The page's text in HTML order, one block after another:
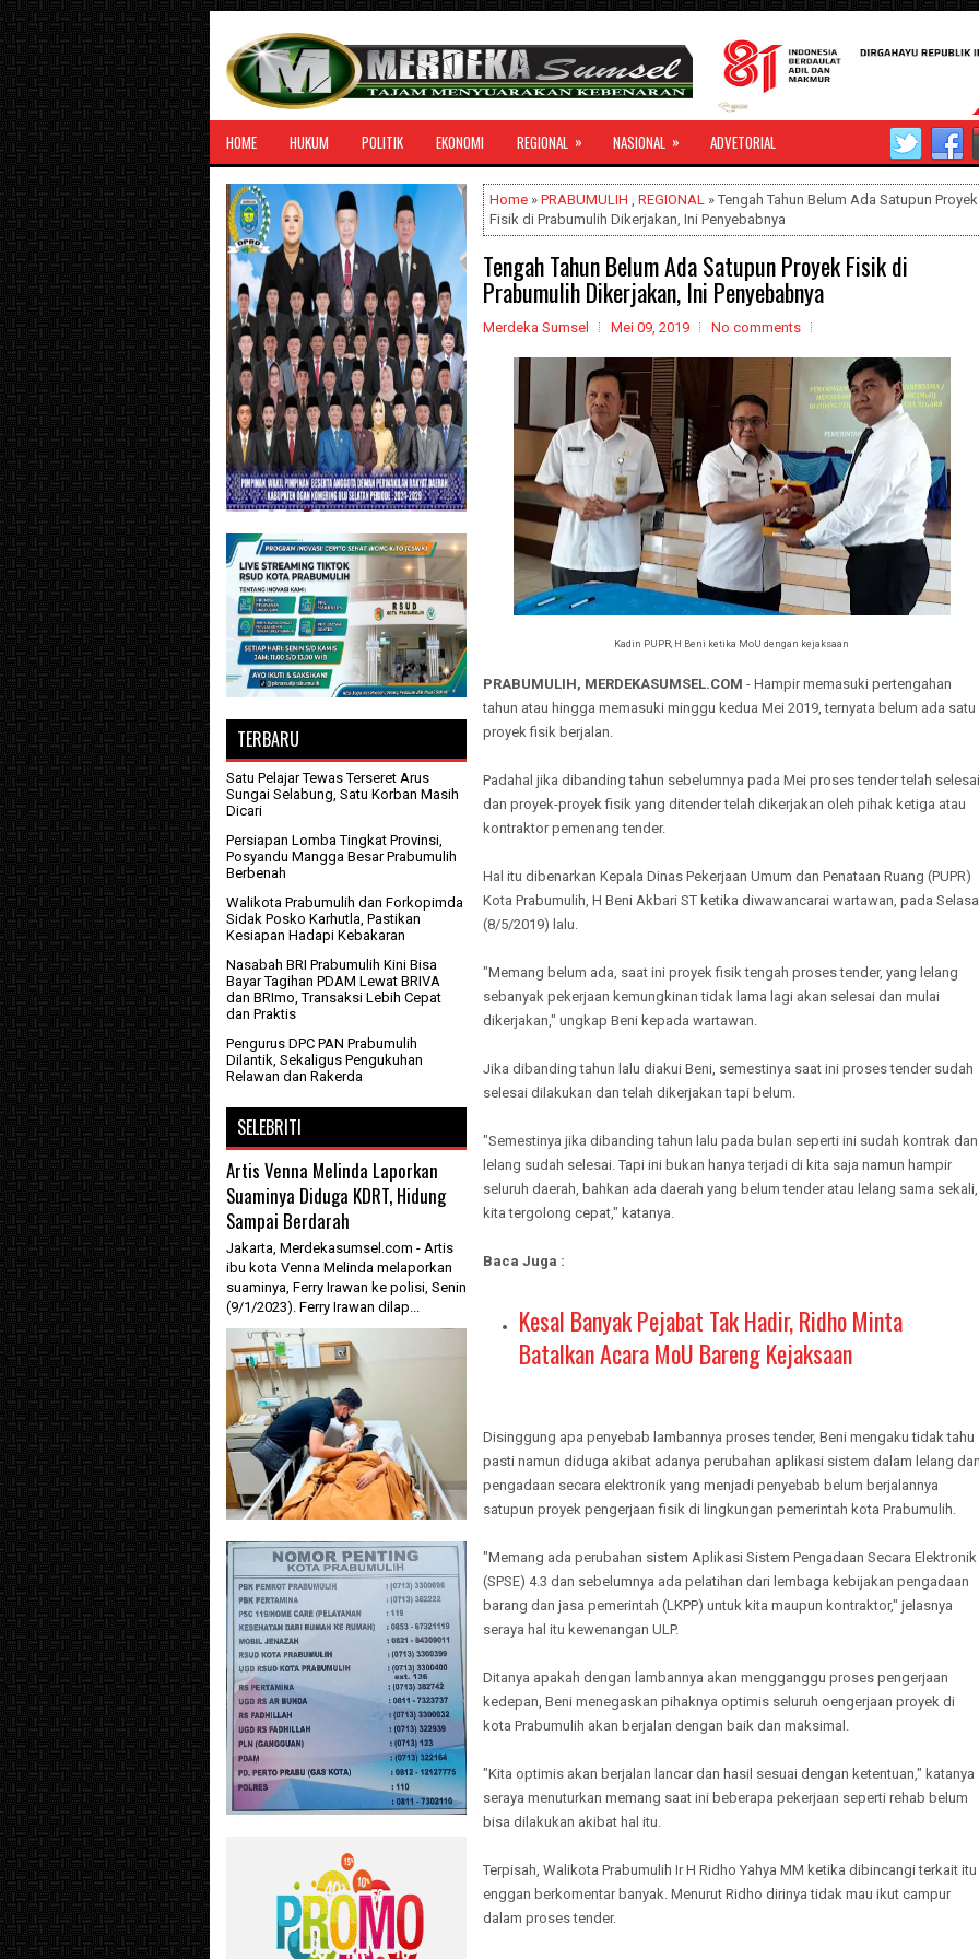
HOME HUKUM POLITIK EKONOMI REGIONAL » NASIONAL » ADVETORIAL
Home » PRABUMULIH , REGIONAL » Tengah Tahun Belum Ada Satupun Proyek
Fisik di Prabumulih Dikerjakan, Ini Penyebabnya
Tengah Tahun Belum Ada Satupun Proyek Fisik di
Prabumulih Dikerjakan, Ini Penyebabnya
Merdeka Sumsel Mei 09, 2019 No comments
Kadin PUPR, H Beni ketika MoU dengan kejaksaan
PRABUMULIH, MERDEKASUMSEL.COM - Hampir memasuki pertengahan
tahun atau hingga memasuki minggu kedua Mei 2019, ternyata belum ada satu
proyek fisik berjalan.
Padahal jika dibanding tahun sebelumnya pada Mei proses tender telah selesai
dan proyek-proyek fisik yang ditender telah dikerjakan oleh pihak ketiga atau
kontraktor pemenang tender.
Hal itu dibenarkan Kepala Dinas Pekerjaan Umum dan Penataan Ruang (PUPR)
Kota Prabumulih, H Beni Akbari ST ketika diwawancarai wartawan, pada Selasa
(8/5/2019) lalu.
"Memang belum ada, saat ini proyek fisik tengah proses tender, yang lelang
sebanyak pekerjaan kemungkinan tidak lama lagi akan selesai dan mulai
dikerjakan," ungkap Beni kepada wartawan.
Jika dibanding tahun lalu diakui Beni, semestinya saat ini proses tender sudah
selesai dilakukan dan telah dikerjakan tapi belum.
"Semestinya jika dibanding tahun lalu pada bulan seperti ini sudah kontrak dan
lelang sudah selesai. Tapi ini bukan hanya terjadi di kita saja namun hampir
seluruh daerah, bahkan ada daerah yang belum tender atau lelang sama sekali,
kita tergolong cepat," katanya.
Baca Juga :
Kesal Banyak Pejabat Tak Hadir, Ridho Minta
Batalkan Acara MoU Bareng Kejaksaan
Disinggung apa penyebab lambannya proses tender, Beni mengaku tidak tahu
pasti namun diduga akibat adanya perubahan aplikasi sistem dalam lelang
pengadaan secara elektronik yang menjadi penyebab belum berjalannya
satupun proyek pengerjaan fisik di lingkungan pemerintah kota Prabumulih.
"Memang ada perubahan sistem Aplikasi Sistem Pengadaan Secara Elektronik
(SPSE) 4.3 dan sebelumnya ada pelatihan dari lembaga kebijakan pengadaan
barang dan jasa pemerintah (LKPP) untuk kita maupun kontraktor," jelasnya
seraya hal itu kewenangan ULP.
Ditanya apakah dengan lambannya akan mengganggu proses pengerjaan
kedepan, Beni menegaskan pihaknya optimis seluruh oengerjaan proyek di
kota Prabumulih akan berjalan dengan baik dan maksimal.
"Kita optimis akan berjalan lancar dan hasil sesuai dengan ketentuan," katanya
seraya menuturkan memang saat ini beberapa pekerjaan seperti rehab belum
bisa dilakukan akibat hal itu.
Terpisah, Walikota Prabumulih Ir H Ridho Yahya MM ketika dibincangi terkait itu
enggan berkomentar banyak. Menurut Ridho dirinya tidak mau ikut campur
dalam proses tender.
TERBARU
Satu Pelajar Tewas Terseret Arus
Sungai Selabung, Satu Korban Masih
Dicari
Persiapan Lomba Tingkat Provinsi,
Posyandu Mangga Besar Prabumulih
Berbenah
Walikota Prabumulih dan Forkopimda
Sidak Posko Karhutla, Pastikan
Kesiapan Hadapi Kebakaran
Nasabah BRI Prabumulih Kini Bisa
Bayar Tagihan PDAM Lewat BRIVA
dan BRImo, Transaksi Lebih Cepat
dan Praktis
Pengurus DPC PAN Prabumulih
Dilantik, Sekaligus Pengukuhan
Relawan dan Rakerda
SELEBRITI
Artis Venna Melinda Laporkan
Suaminya Diduga KDRT, Hidung
Sampai Berdarah
Jakarta, Merdekasumsel.com - Artis
ibu kota Venna Melinda melaporkan
suaminya, Ferry Irawan ke polisi, Senin
(9/1/2023). Ferry Irawan dilap...